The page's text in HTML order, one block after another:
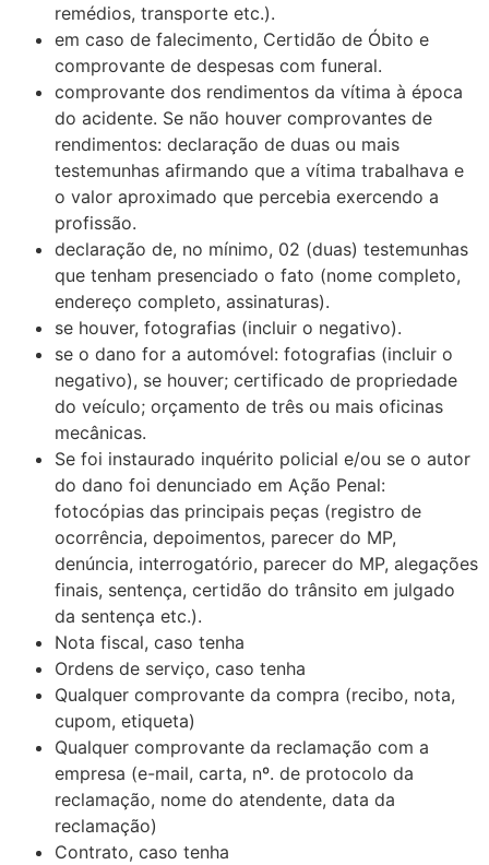
remédios, transporte etc.).
em caso de falecimento, Certidão de Óbito e
comprovante de despesas com funeral.
comprovante dos rendimentos da vítima à época
do acidente. Se não houver comprovantes de
rendimentos: declaração de duas ou mais
testemunhas afirmando que a vítima trabalhava e
o valor aproximado que percebia exercendo a
profissão.
declaração de, no mínimo, 02 (duas) testemunhas
que tenham presenciado o fato (nome completo,
endereço completo, assinaturas).
se houver, fotografias (incluir o negativo).
se o dano for a automóvel: fotografias (incluir o
negativo), se houver; certificado de propriedade
do veículo; orçamento de três ou mais oficinas
mecânicas.
Se foi instaurado inquérito policial e/ou se o autor
do dano foi denunciado em Ação Penal:
fotocópias das principais peças (registro de
ocorrência, depoimentos, parecer do MP,
denúncia, interrogatório, parecer do MP, alegações
finais, sentença, certidão do trânsito em julgado
da sentença etc.).
Nota fiscal, caso tenha
Ordens de serviço, caso tenha
Qualquer comprovante da compra (recibo, nota,
cupom, etiqueta)
Qualquer comprovante da reclamação com a
empresa (e-mail, carta, nº. de protocolo da
reclamação, nome do atendente, data da
reclamação)
Contrato, caso tenha